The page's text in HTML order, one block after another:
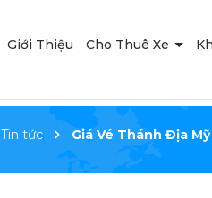
Giới Thiệu Cho Thuê Xe
Tin tức Giá Vé Thánh Địa